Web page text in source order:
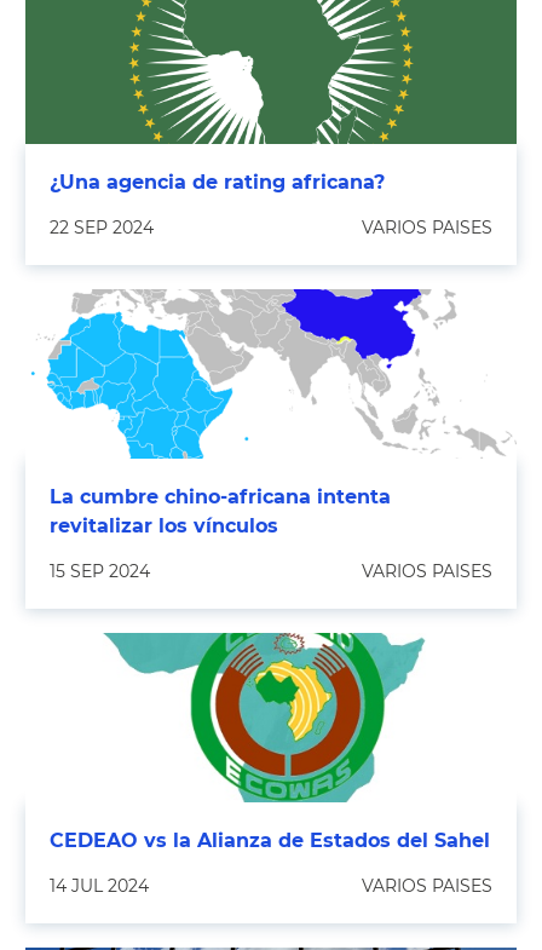
¿Una agencia de rating africana?
22 SEP 2024 VARIOS PAISES
La cumbre chino-africana intenta
revitalizar los vínculos
15 SEP 2024 VARIOS PAISES
CEDEAO vs la Alianza de Estados del Sahel
14 JUL 2024 VARIOS PAISES